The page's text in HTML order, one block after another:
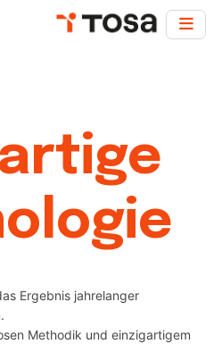
Ergebnis jahrelanger
Methodik und einzigartigem